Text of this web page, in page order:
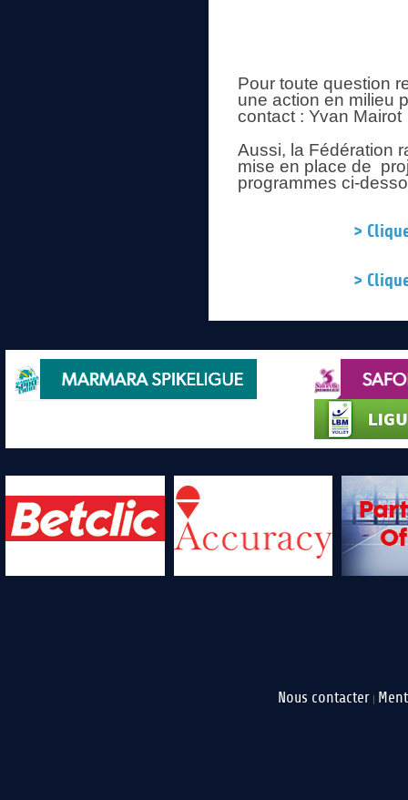
Pour toute question
une action en milieu
contact : Yvan Mairot
Aussi, la Fédération
mise en place de
programmes ci-
>
>
Nous contacter |